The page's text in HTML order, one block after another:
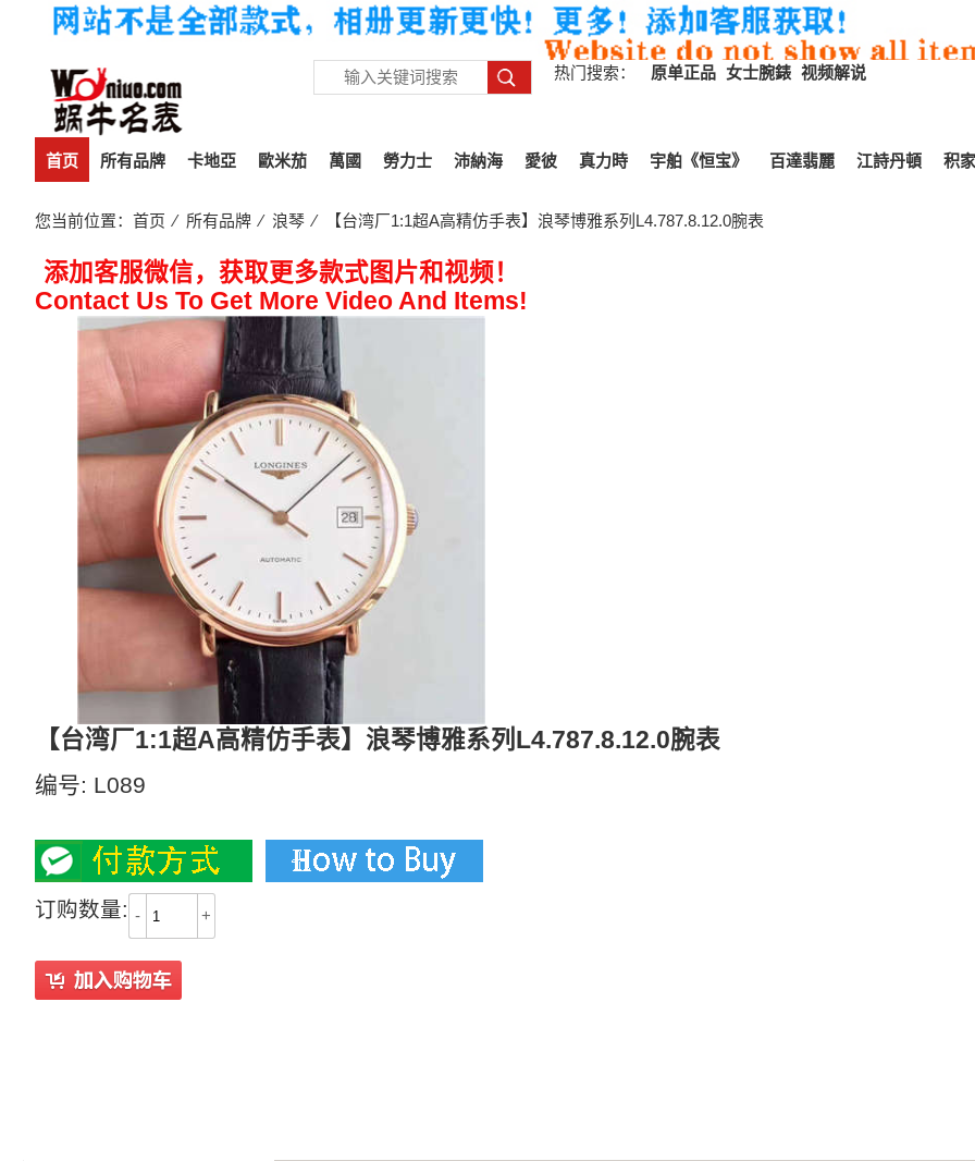
热门搜索： 原单正品 女士腕錶 视频解说
首页 所有品牌 卡地亞 歐米茄 萬國 勞力士 沛納海 愛彼 真力時 宇舶《恒宝》 百達翡麗 江詩丹頓 积家
您当前位置： 首页 ⁄ 所有品牌 ⁄ 浪琴 ⁄ 【台湾厂1:1超A高精仿手表】浪琴博雅系列L4.787.8.12.0腕表
添加客服微信，获取更多款式图片和视频！
Contact Us To Get More Video And Items!
【台湾厂1:1超A高精仿手表】浪琴博雅系列L4.787.8.12.0腕表
编号: L089
订购数量: - +